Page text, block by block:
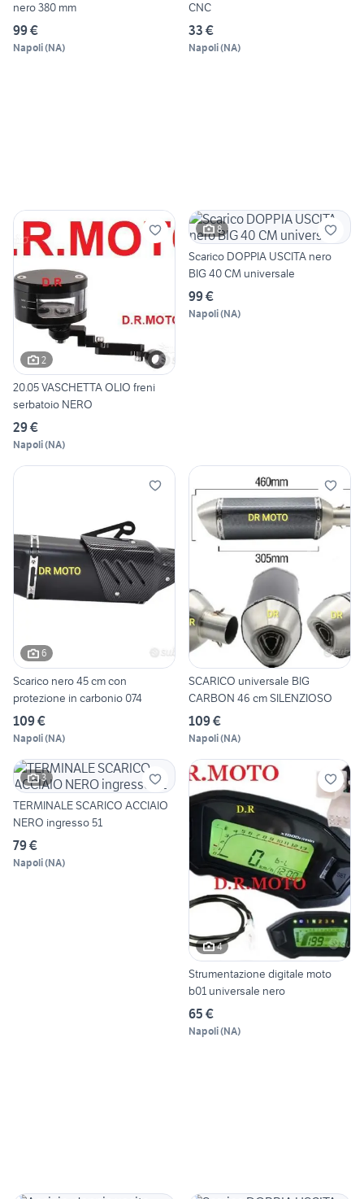
nero 380 mm
99 €
Napoli(NA)
CNC
33 €
Napoli(NA)
2
20.05 VASCHETTA OLIO freni
serbatoio NERO
29 €
Napoli(NA)
8
Scarico DOPPIA USCITA nero
BIG 40 CM universale
99 €
Napoli(NA)
6
Scarico nero 45 cm con
protezione in carbonio 074
109 €
Napoli(NA)
SCARICO universale BIG
CARBON 46 cm SILENZIOSO
109 €
Napoli(NA)
3
TERMINALE SCARICO ACCIAIO
NERO ingresso 51
79 €
Napoli(NA)
4
Strumentazione digitale moto
b01 universale nero
65 €
Napoli(NA)